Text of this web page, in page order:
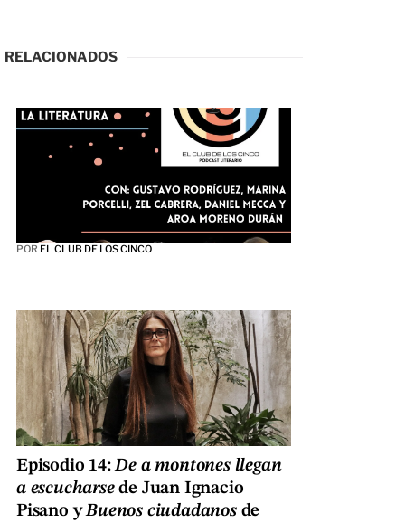
RELACIONADOS
POR EL CLUB DE LOS CINCO
Episodio 14:De a montones llegan
a escucharsede Juan Ignacio
Pisano yBuenos ciudadanosde